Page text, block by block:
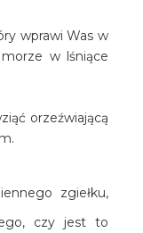
wprawi Was w
w lśniące
orzeźwiającą
zgiełku,
czy jest to